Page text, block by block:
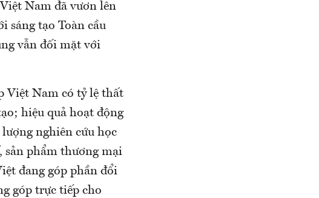
Nam đã vươn lên
sáng tạo Toàn cầu
vẫn đối mặt với
Việt Nam có tỷ lệ thất
hiệu quả hoạt động
nghiên cứu học
sản phẩm thương mại
đang góp phần đổi
góp trực tiếp cho